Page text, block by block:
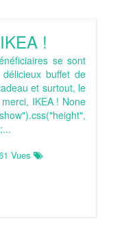
!
se sont
buffet de
et surtout, le
IKEA ! None
Vues